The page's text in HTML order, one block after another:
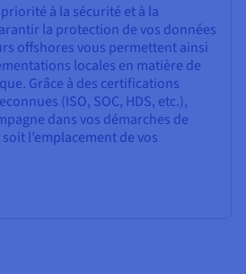
à la sécurité et à la
la protection de vos données
offshores vous permettent ainsi
locales en matière de
Grâce à des certifications
(ISO, SOC, HDS, etc.),
dans vos démarches de
l’emplacement de vos